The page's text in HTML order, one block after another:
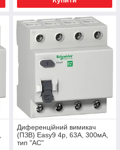
Диференційний вимикач
(ПЗВ) Easy9 4p, 63А, 300мА,
тип "АС"